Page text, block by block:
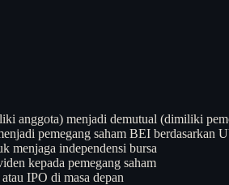
anggota) menjadi demutual (dimiliki
pemegang saham BEI berdasarkan
menjaga independensi bursa
kepada pemegang saham
IPO di masa depan